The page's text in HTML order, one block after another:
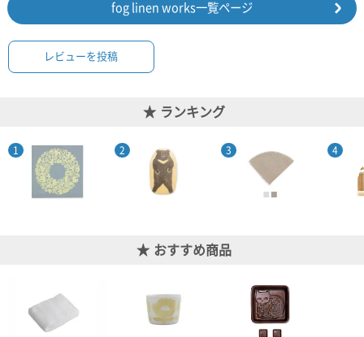
fog linen works一覧ページ
レビューを投稿
ランキング
おすすめ商品